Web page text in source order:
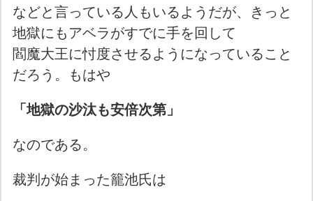
などと言っている人もいるようだが、きっと
地獄にもアベラがすでに手を回して
閻魔大王に忖度させるようになっていること
だろう。もはや
「地獄の沙汰も安倍次第」
なのである。
裁判が始まった籠池氏は